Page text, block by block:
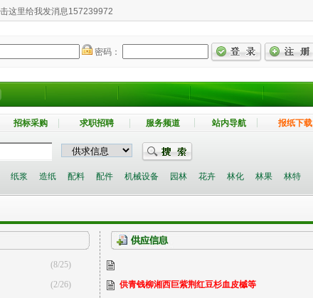
157239972
密码：
招标采购 求职招聘 服务频道 站内导航 报纸下载
纸浆 造纸 配料 配件 机械设备 园林 花卉 林化 林果 林特
(8/25)
(2/26)
供青钱柳湘西巨紫荆红豆杉血皮槭等